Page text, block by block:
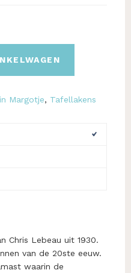
Margotje, Tafellakens
Chris Lebeau uit 1930.
van de 20ste eeuw.
waarin de